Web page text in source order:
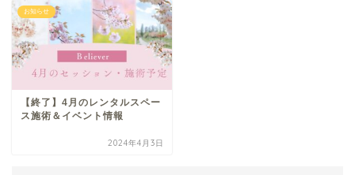
お知らせ
【終了】4月のレンタルスペー
ス施術＆イベント情報
2024年4月3日